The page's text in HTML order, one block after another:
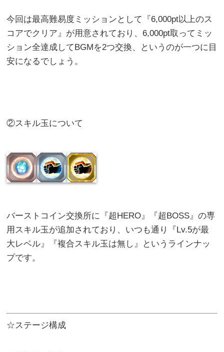
今回は最高難易度ミッションとして『6,000pt以上のス
コアでクリア』が用意されており、6,000pt取ってミッ
ション全達成してBGMを2つ交換、というのが一つに目
安になるでしょう。
②スキル玉について
バーストコイン交換所に『超HERO』『超BOSS』の専
用スキル玉が追加されており、いつも通り『Lv.5が最
大レベル』『複合スキル玉は無し』というラインナッ
プです。
☆ステージ構成